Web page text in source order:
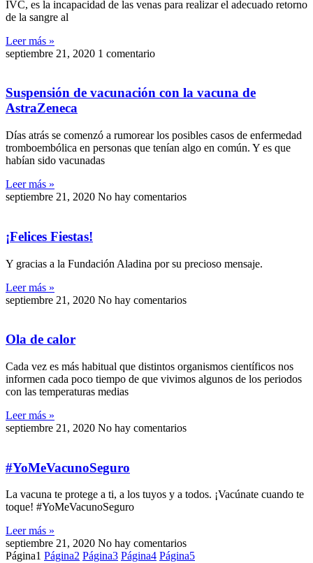
IVC, es la incapacidad de las venas para realizar el adecuado retorno
de la sangre al
Leer más »
septiembre 21, 2020 1 comentario
Suspensión de vacunación con la vacuna de
AstraZeneca
Días atrás se comenzó a rumorear los posibles casos de enfermedad
tromboembólica en personas que tenían algo en común. Y es que
habían sido vacunadas
Leer más »
septiembre 21, 2020 No hay comentarios
¡Felices Fiestas!
Y gracias a la Fundación Aladina por su precioso mensaje.
Leer más »
septiembre 21, 2020 No hay comentarios
Ola de calor
Cada vez es más habitual que distintos organismos científicos nos
informen cada poco tiempo de que vivimos algunos de los periodos
con las temperaturas medias
Leer más »
septiembre 21, 2020 No hay comentarios
#YoMeVacunoSeguro
La vacuna te protege a ti, a los tuyos y a todos. ¡Vacúnate cuando te
toque! #YoMeVacunoSeguro
Leer más »
septiembre 21, 2020 No hay comentarios
Página1 Página2 Página3 Página4 Página5